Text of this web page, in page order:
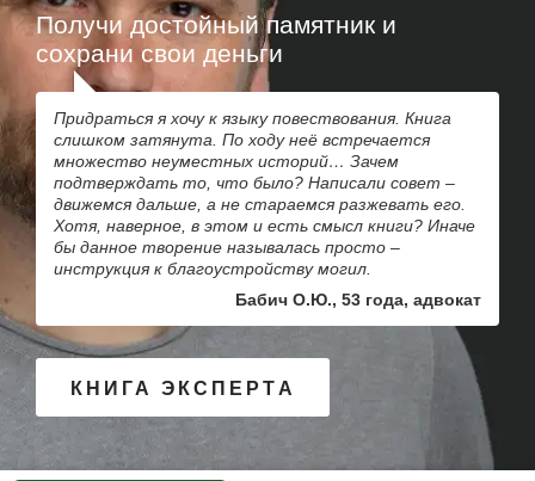
Получи достойный памятник и
сохрани свои деньги
Придраться я хочу к языку повествования. Книга
слишком затянута. По ходу неё встречается
множество неуместных историй… Зачем
подтверждать то, что было? Написали совет –
движемся дальше, а не стараемся разжевать его.
Хотя, наверное, в этом и есть смысл книги? Иначе
бы данное творение называлась просто –
инструкция к благоустройству могил.
Бабич О.Ю., 53 года, адвокат
КНИГА ЭКСПЕРТА